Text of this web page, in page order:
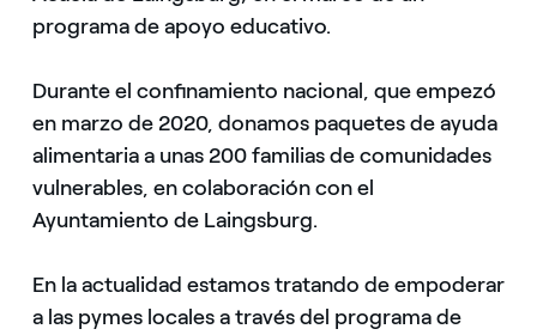
programa de apoyo educativo.
Durante el confinamiento nacional, que empezó
en marzo de 2020, donamos paquetes de ayuda
alimentaria a unas 200 familias de comunidades
vulnerables, en colaboración con el
Ayuntamiento de Laingsburg.
En la actualidad estamos tratando de empoderar
a las pymes locales a través del programa de